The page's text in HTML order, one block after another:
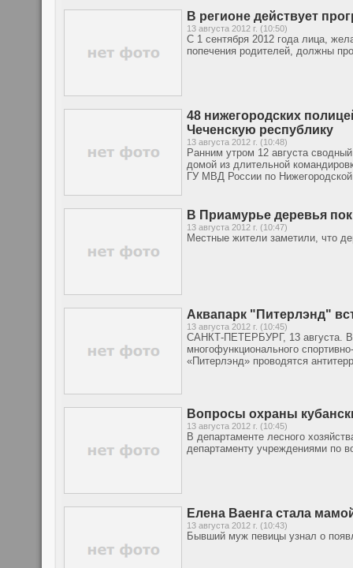
В регионе действует
13 августа 2012 г. (10:50)
С 1 сентября 2012 года лица,
попечения родителей, должны
48 нижегородских
Чеченскую республику
13 августа 2012 г. (10:48)
Ранним утром 12 августа
домой из длительной
ГУ МВД России по Нижегородской
В Приамурье деревья
13 августа 2012 г. (10:47)
Местные жители заметили, что
Аквапарк "Питерлэнд"
13 августа 2012 г. (10:45)
САНКТ-ПЕТЕРБУРГ, 13 августа. В
многофункционального
«Питерлэнд» проводятся
Вопросы охраны
13 августа 2012 г. (10:45)
В департаменте лесного
департаменту учреждениями по
Елена Ваенга стала
13 августа 2012 г. (10:43)
Бывший муж певицы узнал о